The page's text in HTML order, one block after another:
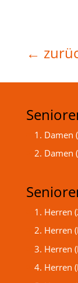
←
1. Damen
2. Damen
1. Herren
2. Herren
3. Herren
4. Herren